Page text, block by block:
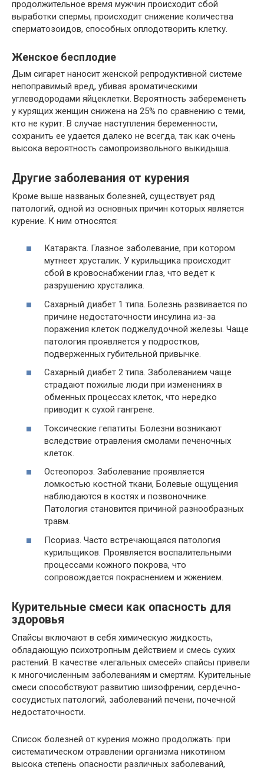
продолжительное время мужчин происходит сбой
выработки спермы, происходит снижение количества
сперматозоидов, способных оплодотворить клетку.
Женское бесплодие
Дым сигарет наносит женской репродуктивной системе
непоправимый вред, убивая ароматическими
углеводородами яйцеклетки. Вероятность забеременеть
у курящих женщин снижена на 25% по сравнению с теми,
кто не курит. В случае наступления беременности,
сохранить ее удается далеко не всегда, так как очень
высока вероятность самопроизвольного выкидыша.
Другие заболевания от курения
Кроме выше названых болезней, существует ряд
патологий, одной из основных причин которых является
курение. К ним относятся:
Катаракта. Глазное заболевание, при котором
мутнеет хрусталик. У курильщика происходит
сбой в кровоснабжении глаз, что ведет к
разрушению хрусталика.
Сахарный диабет 1 типа. Болезнь развивается по
причине недостаточности инсулина из-за
поражения клеток поджелудочной железы. Чаще
патология проявляется у подростков,
подверженных губительной привычке.
Сахарный диабет 2 типа. Заболеванием чаще
страдают пожилые люди при изменениях в
обменных процессах клеток, что нередко
приводит к сухой гангрене.
Токсические гепатиты. Болезни возникают
вследствие отравления смолами печеночных
клеток.
Остеопороз. Заболевание проявляется
ломкостью костной ткани, Болевые ощущения
наблюдаются в костях и позвоночнике.
Патология становится причиной разнообразных
травм.
Псориаз. Часто встречающаяся патология
курильщиков. Проявляется воспалительными
процессами кожного покрова, что
сопровождается покраснением и жжением.
Курительные смеси как опасность для
здоровья
Спайсы включают в себя химическую жидкость,
обладающую психотропным действием и смесь сухих
растений. В качестве «легальных смесей» спайсы привели
к многочисленным заболеваниям и смертям. Курительные
смеси способствуют развитию шизофрении, сердечно-
сосудистых патологий, заболеваний печени, почечной
недостаточности.
Список болезней от курения можно продолжать: при
систематическом отравлении организма никотином
высока степень опасности различных заболеваний,